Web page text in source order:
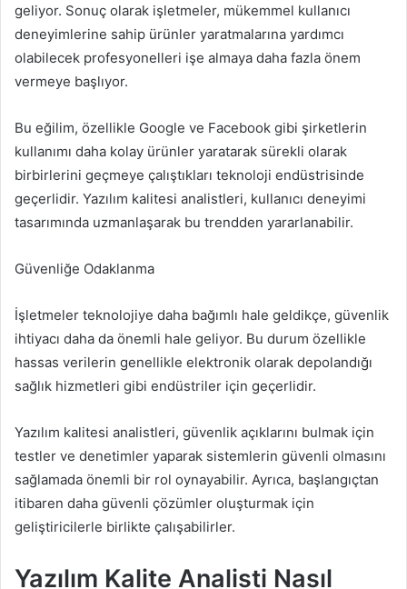
geliyor. Sonuç olarak işletmeler, mükemmel kullanıcı
deneyimlerine sahip ürünler yaratmalarına yardımcı
olabilecek profesyonelleri işe almaya daha fazla önem
vermeye başlıyor.
Bu eğilim, özellikle Google ve Facebook gibi şirketlerin
kullanımı daha kolay ürünler yaratarak sürekli olarak
birbirlerini geçmeye çalıştıkları teknoloji endüstrisinde
geçerlidir. Yazılım kalitesi analistleri, kullanıcı deneyimi
tasarımında uzmanlaşarak bu trendden yararlanabilir.
Güvenliğe Odaklanma
İşletmeler teknolojiye daha bağımlı hale geldikçe, güvenlik
ihtiyacı daha da önemli hale geliyor. Bu durum özellikle
hassas verilerin genellikle elektronik olarak depolandığı
sağlık hizmetleri gibi endüstriler için geçerlidir.
Yazılım kalitesi analistleri, güvenlik açıklarını bulmak için
testler ve denetimler yaparak sistemlerin güvenli olmasını
sağlamada önemli bir rol oynayabilir. Ayrıca, başlangıçtan
itibaren daha güvenli çözümler oluşturmak için
geliştiricilerle birlikte çalışabilirler.
Yazılım Kalite Analisti Nasıl